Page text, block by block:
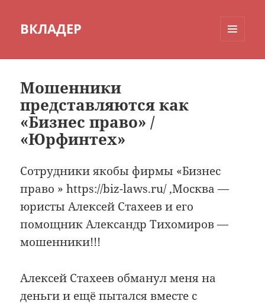
ВКЛАДЕР
Мошенники
представляются как
«Бизнес право» /
«Юрфинтех»
Сотрудники якобы фирмы «Бизнес
право » https://biz-laws.ru/ ,Москва —
юристы Алексей Стахеев и его
помощник Александр Тихомиров —
мошенники!!!
Алексей Стахеев обманул меня на
деньги и ещё пытался вместе с